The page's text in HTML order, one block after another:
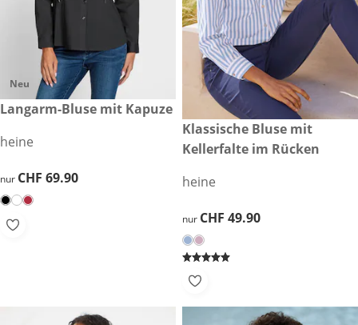
Neu
CHF 69.90
Langarm-Bluse mit Kapuze
heine
CHF 69.90
nur CHF 69.90
CHF 49.90
Klassische Bluse mit
Kellerfalte im Rücken
heine
CHF 49.90
nur CHF 49.90